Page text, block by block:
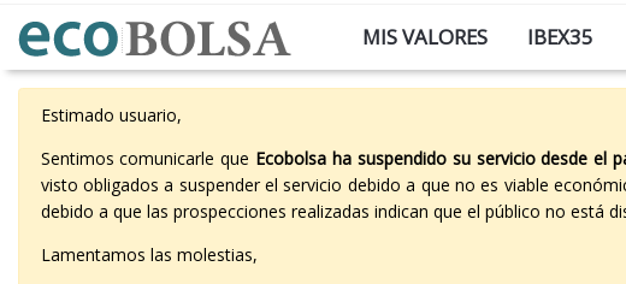
MIS VALORES IBEX35
Estimado usuario,
Sentimos comunicarle que Ecobolsa ha suspendido su servicio desde el
visto obligados a suspender el servicio debido a que no es viable
debido a que las prospecciones realizadas indican que el público no está
Lamentamos las molestias,